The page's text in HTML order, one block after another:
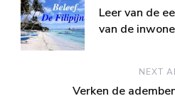
Leer van de
van de
NEXT
Verken de